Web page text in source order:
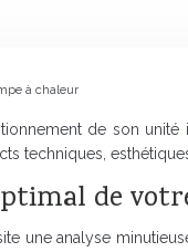
à chaleur
de son
techniques,
de
une analyse